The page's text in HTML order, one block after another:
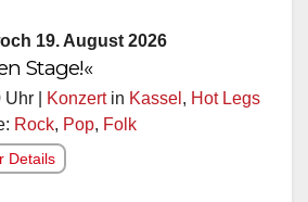
19. August 2026
Stage!«
| Konzertin Kassel , Hot Legs
Rock, Pop, Folk
Details